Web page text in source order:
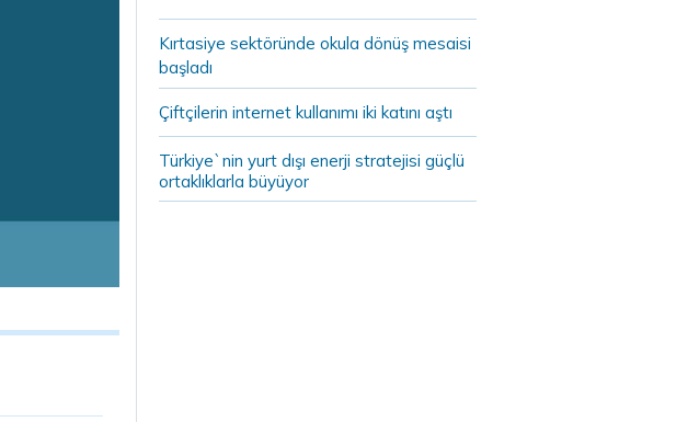
Kırtasiye sektöründe okula dönüş mesaisi
başladı
Çiftçilerin internet kullanımı iki katını aştı
Türkiye`nin yurt dışı enerji stratejisi güçlü
ortaklıklarla büyüyor